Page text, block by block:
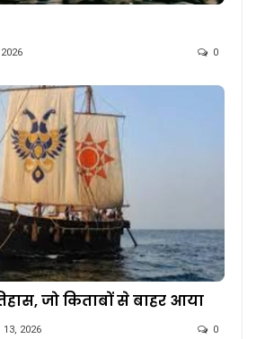
0
जो किताबों से बाहर आया
13, 2026 0